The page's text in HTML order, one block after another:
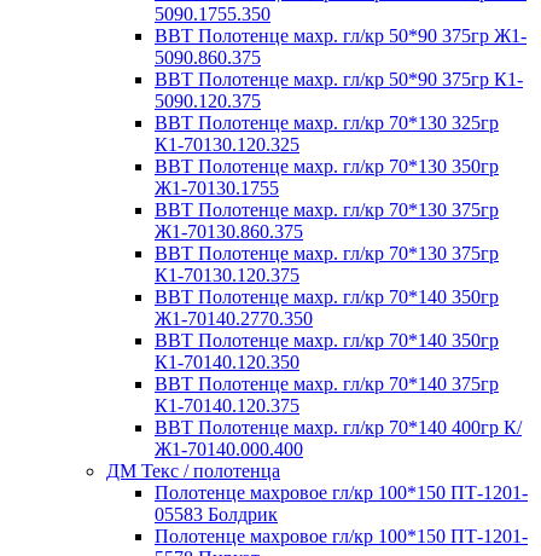
5090.1755.350
ВВТ Полотенце махр. гл/кр 50*90 375гр Ж1-
5090.860.375
ВВТ Полотенце махр. гл/кр 50*90 375гр К1-
5090.120.375
ВВТ Полотенце махр. гл/кр 70*130 325гр
К1-70130.120.325
ВВТ Полотенце махр. гл/кр 70*130 350гр
Ж1-70130.1755
ВВТ Полотенце махр. гл/кр 70*130 375гр
Ж1-70130.860.375
ВВТ Полотенце махр. гл/кр 70*130 375гр
К1-70130.120.375
ВВТ Полотенце махр. гл/кр 70*140 350гр
Ж1-70140.2770.350
ВВТ Полотенце махр. гл/кр 70*140 350гр
К1-70140.120.350
ВВТ Полотенце махр. гл/кр 70*140 375гр
К1-70140.120.375
ВВТ Полотенце махр. гл/кр 70*140 400гр К/
Ж1-70140.000.400
ДМ Текс / полотенца
Полотенце махровое гл/кр 100*150 ПТ-1201-
05583 Болдрик
Полотенце махровое гл/кр 100*150 ПТ-1201-